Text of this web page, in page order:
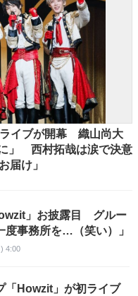
イブが開幕 織山尚大
」 西村拓哉は涙で決意
届け」
」お披露目 グルー
度事務所を…（笑い）」
4:00
「Howzit」が初ライブ